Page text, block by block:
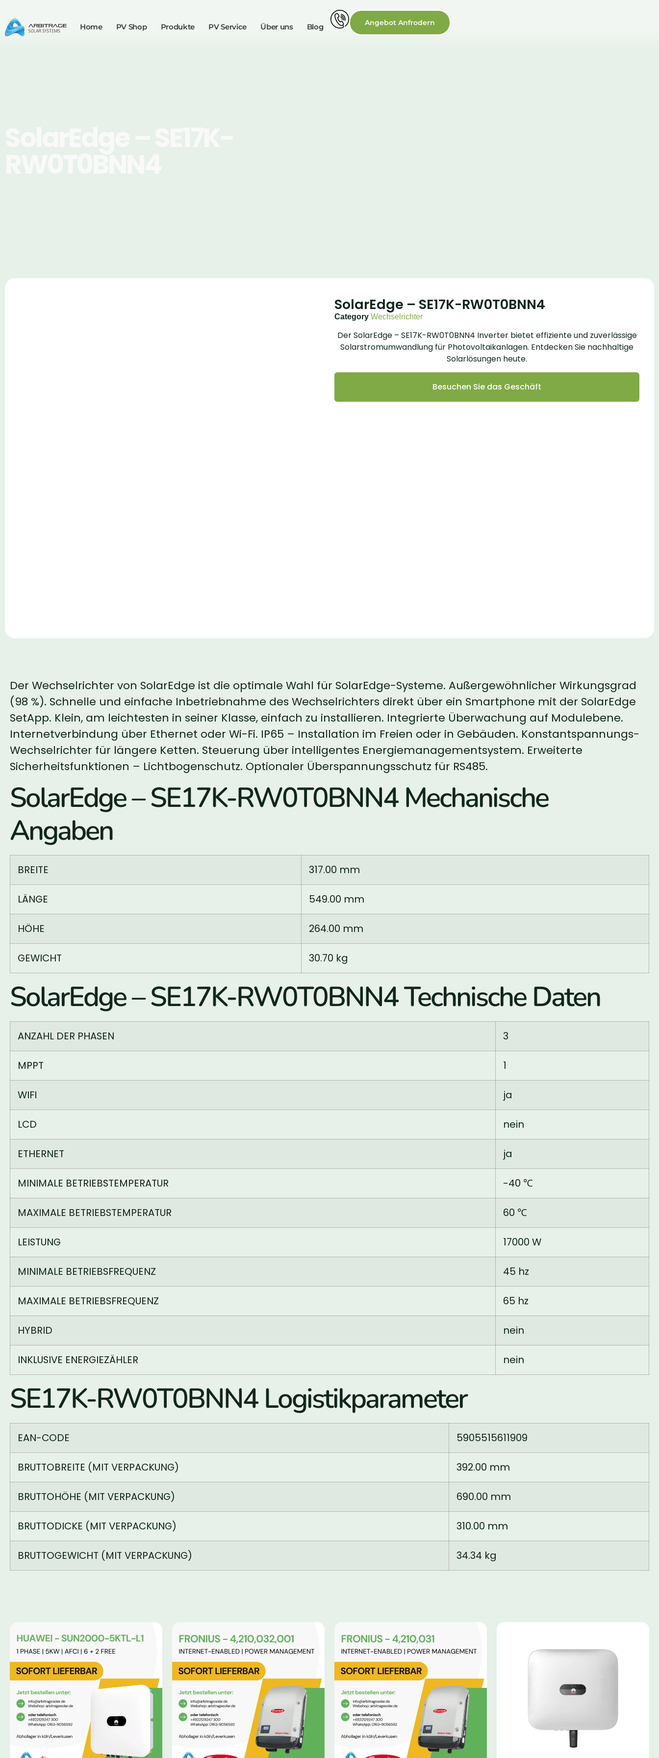
Home PV Shop Produkte PV Service Über uns Blog Angebot Anfrodern
SolarEdge – SE17K-RW0T0BNN4
Category Wechselrichter
Der SolarEdge – SE17K-RW0T0BNN4 Inverter bietet effiziente und zuverlässige
Solarstromumwandlung für Photovoltaikanlagen. Entdecken Sie nachhaltige
Solarlösungen heute.
Besuchen Sie das Geschäft
Der Wechselrichter von SolarEdge ist die optimale Wahl für SolarEdge-Systeme. Außergewöhnlicher Wirkungsgrad
(98 %). Schnelle und einfache Inbetriebnahme des Wechselrichters direkt über ein Smartphone mit der SolarEdge
SetApp. Klein, am leichtesten in seiner Klasse, einfach zu installieren. Integrierte Überwachung auf Modulebene.
Internetverbindung über Ethernet oder Wi-Fi. IP65 – Installation im Freien oder in Gebäuden. Konstantspannungs-
Wechselrichter für längere Ketten. Steuerung über intelligentes Energiemanagementsystem. Erweiterte
Sicherheitsfunktionen – Lichtbogenschutz. Optionaler Überspannungsschutz für RS485.
SolarEdge – SE17K-RW0T0BNN4 Mechanische
Angaben
BREITE 317.00 mm
LÄNGE 549.00 mm
HÖHE 264.00 mm
GEWICHT 30.70 kg
SolarEdge – SE17K-RW0T0BNN4 Technische Daten
ANZAHL DER PHASEN 3
MPPT 1
WIFI ja
LCD nein
ETHERNET ja
MINIMALE BETRIEBSTEMPERATUR -40 ℃
MAXIMALE BETRIEBSTEMPERATUR 60 ℃
LEISTUNG 17000 W
MINIMALE BETRIEBSFREQUENZ 45 hz
MAXIMALE BETRIEBSFREQUENZ 65 hz
HYBRID nein
INKLUSIVE ENERGIEZÄHLER nein
SE17K-RW0T0BNN4 Logistikparameter
EAN-CODE 5905515611909
BRUTTOBREITE (MIT VERPACKUNG) 392.00 mm
BRUTTOHÖHE (MIT VERPACKUNG) 690.00 mm
BRUTTODICKE (MIT VERPACKUNG) 310.00 mm
BRUTTOGEWICHT (MIT VERPACKUNG) 34.34 kg